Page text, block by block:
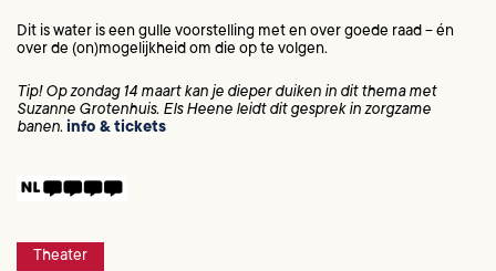
Dit is water is een gulle voorstelling met en over goede raad − én
over de (on)mogelijkheid om die op te volgen.
Tip! Op zondag 14 maart kan je dieper duiken in dit thema met
Suzanne Grotenhuis. Els Heene leidt dit gesprek in zorgzame
banen.info & tickets
Theater